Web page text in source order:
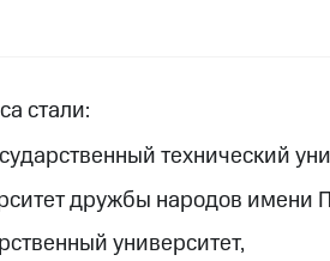
стали:
технический
дружбы народов имени
университет,